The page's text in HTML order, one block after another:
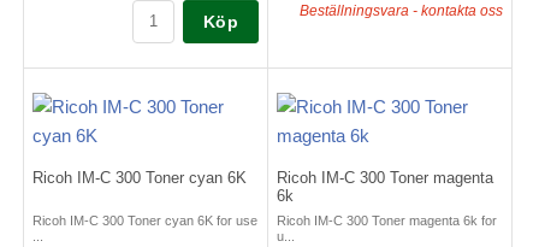
Köp
Beställningsvara - kontakta oss
Ricoh IM-C 300 Toner cyan 6K
Ricoh IM-C 300 Toner cyan 6K for use
Ricoh IM-C 300 Toner magenta
6k
Ricoh IM-C 300 Toner magenta 6k for
u...